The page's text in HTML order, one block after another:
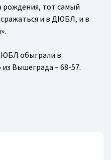
рождения, тот самый
и в ДЮБЛ, и в
обыграли в
Вышеграда – 68-57.